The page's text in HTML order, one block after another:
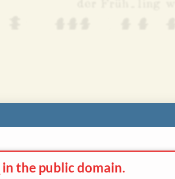
in the public domain.